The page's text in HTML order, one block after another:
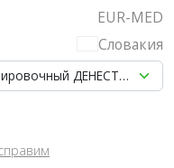
EUR-MED
Словакия
ДЕНЕСТ для